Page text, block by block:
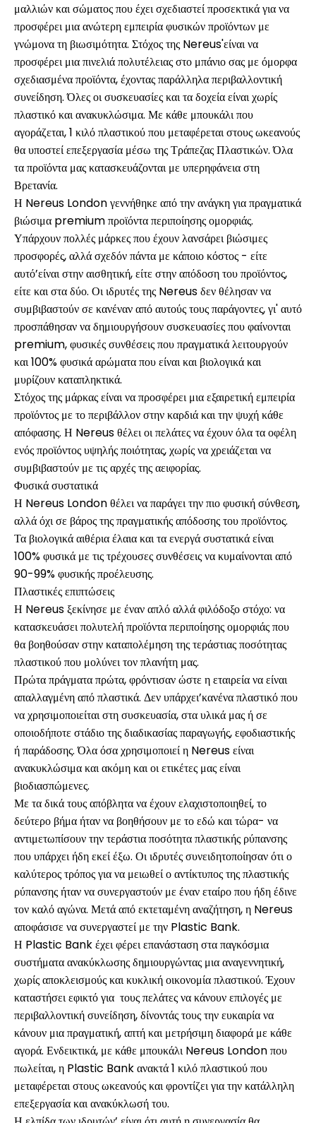
Επικοινωνήστε μαζί μας
Βοήθεια
Ο λογαριασμός μου
Λάβετε χρηματοδότηση
ask@scrambleup.com
+372 712 2955
μαλλιών και σώματος που έχει σχεδιαστεί προσεκτικά για να
προσφέρει μια ανώτερη εμπειρία φυσικών προϊόντων με
γνώμονα τη βιωσιμότητα. Στόχος της Nereus'είναι να
προσφέρει μια πινελιά πολυτέλειας στο μπάνιο σας με όμορφα
σχεδιασμένα προϊόντα, έχοντας παράλληλα περιβαλλοντική
συνείδηση. Όλες οι συσκευασίες και τα δοχεία είναι χωρίς
πλαστικό και ανακυκλώσιμα. Με κάθε μπουκάλι που
αγοράζεται, 1 κιλό πλαστικού που μεταφέρεται στους ωκεανούς
θα υποστεί επεξεργασία μέσω της Τράπεζας Πλαστικών. Όλα
τα προϊόντα μας κατασκευάζονται με υπερηφάνεια στη
Βρετανία.
Η Nereus London γεννήθηκε από την ανάγκη για πραγματικά
βιώσιμα premium προϊόντα περιποίησης ομορφιάς.
Υπάρχουν πολλές μάρκες που έχουν λανσάρει βιώσιμες
προσφορές, αλλά σχεδόν πάντα με κάποιο κόστος - είτε
αυτό’είναι στην αισθητική, είτε στην απόδοση του προϊόντος,
είτε και στα δύο. Οι ιδρυτές της Nereus δεν θέλησαν να
συμβιβαστούν σε κανέναν από αυτούς τους παράγοντες, γι' αυτό
προσπάθησαν να δημιουργήσουν συσκευασίες που φαίνονται
premium, φυσικές συνθέσεις που πραγματικά λειτουργούν
και 100% φυσικά αρώματα που είναι και βιολογικά και
μυρίζουν καταπληκτικά.
Στόχος της μάρκας είναι να προσφέρει μια εξαιρετική εμπειρία
προϊόντος με το περιβάλλον στην καρδιά και την ψυχή κάθε
απόφασης. Η Nereus θέλει οι πελάτες να έχουν όλα τα οφέλη
ενός προϊόντος υψηλής ποιότητας, χωρίς να χρειάζεται να
συμβιβαστούν με τις αρχές της αειφορίας.
Φυσικά συστατικά
Η Nereus London θέλει να παράγει την πιο φυσική σύνθεση,
αλλά όχι σε βάρος της πραγματικής απόδοσης του προϊόντος.
Τα βιολογικά αιθέρια έλαια και τα ενεργά συστατικά είναι
100% φυσικά με τις τρέχουσες συνθέσεις να κυμαίνονται από
90-99% φυσικής προέλευσης.
Πλαστικές επιπτώσεις
Η Nereus ξεκίνησε με έναν απλό αλλά φιλόδοξο στόχο: να
κατασκευάσει πολυτελή προϊόντα περιποίησης ομορφιάς που
θα βοηθούσαν στην καταπολέμηση της τεράστιας ποσότητας
πλαστικού που μολύνει τον πλανήτη μας.
Πρώτα πράγματα πρώτα, φρόντισαν ώστε η εταιρεία να είναι
απαλλαγμένη από πλαστικά. Δεν υπάρχει’κανένα πλαστικό που
να χρησιμοποιείται στη συσκευασία, στα υλικά μας ή σε
οποιοδήποτε στάδιο της διαδικασίας παραγωγής, εφοδιαστικής
ή παράδοσης. Όλα όσα χρησιμοποιεί η Nereus είναι
ανακυκλώσιμα και ακόμη και οι ετικέτες μας είναι
βιοδιασπώμενες.
Με τα δικά τους απόβλητα να έχουν ελαχιστοποιηθεί, το
δεύτερο βήμα ήταν να βοηθήσουν με το εδώ και τώρα- να
αντιμετωπίσουν την τεράστια ποσότητα πλαστικής ρύπανσης
που υπάρχει ήδη εκεί έξω. Οι ιδρυτές συνειδητοποίησαν ότι ο
καλύτερος τρόπος για να μειωθεί ο αντίκτυπος της πλαστικής
ρύπανσης ήταν να συνεργαστούν με έναν εταίρο που ήδη έδινε
τον καλό αγώνα. Μετά από εκτεταμένη αναζήτηση, η Nereus
αποφάσισε να συνεργαστεί με την Plastic Bank.
Η Plastic Bank έχει φέρει επανάσταση στα παγκόσμια
συστήματα ανακύκλωσης δημιουργώντας μια αναγεννητική,
χωρίς αποκλεισμούς και κυκλική οικονομία πλαστικού. Έχουν
καταστήσει εφικτό για τους πελάτες να κάνουν επιλογές με
περιβαλλοντική συνείδηση, δίνοντάς τους την ευκαιρία να
κάνουν μια πραγματική, απτή και μετρήσιμη διαφορά με κάθε
αγορά. Ενδεικτικά, με κάθε μπουκάλι Nereus London που
πωλείται, η Plastic Bank ανακτά 1 κιλό πλαστικού που
μεταφέρεται στους ωκεανούς και φροντίζει για την κατάλληλη
επεξεργασία και ανακύκλωσή του.